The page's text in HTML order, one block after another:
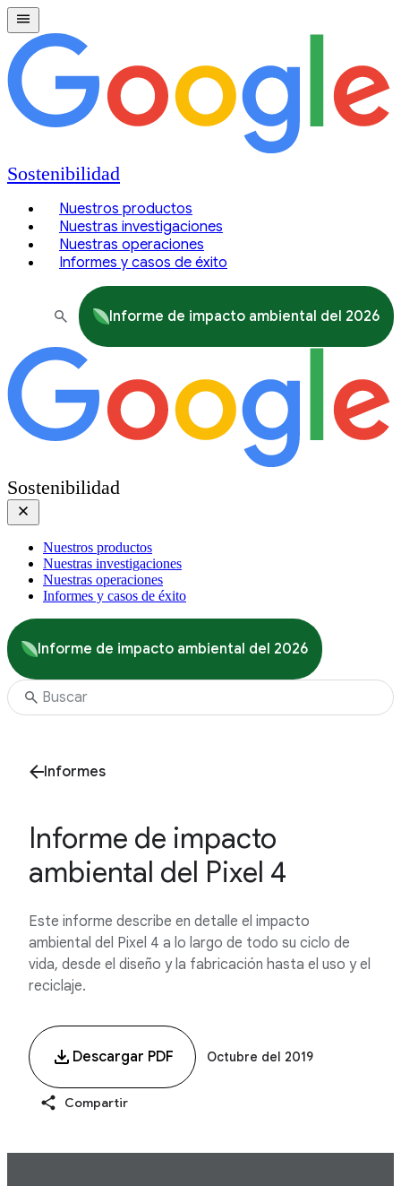
Sostenibilidad
Nuestros productos
Nuestras investigaciones
Nuestras operaciones
Informes y casos de éxito
Informe de impacto ambiental del 2026
Sostenibilidad
Nuestros productos
Nuestras investigaciones
Nuestras operaciones
Informes y casos de éxito
Informe de impacto ambiental del 2026
Informes
Informe de impacto
ambiental del Pixel 4
Este informe describe en detalle el impacto
ambiental del Pixel 4 a lo largo de todo su ciclo de
vida, desde el diseño y la fabricación hasta el uso y el
reciclaje.
Descargar PDF Octubre del 2019
Compartir